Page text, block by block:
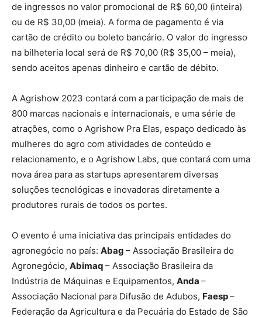
de ingressos no valor promocional de R$ 60,00 (inteira)
ou de R$ 30,00 (meia). A forma de pagamento é via
cartão de crédito ou boleto bancário. O valor do ingresso
na bilheteria local será de R$ 70,00 (R$ 35,00 – meia),
sendo aceitos apenas dinheiro e cartão de débito.
A Agrishow 2023 contará com a participação de mais de
800 marcas nacionais e internacionais, e uma série de
atrações, como o Agrishow Pra Elas, espaço dedicado às
mulheres do agro com atividades de conteúdo e
relacionamento, e o Agrishow Labs, que contará com uma
nova área para as startups apresentarem diversas
soluções tecnológicas e inovadoras diretamente a
produtores rurais de todos os portes.
O evento é uma iniciativa das principais entidades do
agronegócio no país: Abag – Associação Brasileira do
Agronegócio, Abimaq – Associação Brasileira da
Indústria de Máquinas e Equipamentos, Anda –
Associação Nacional para Difusão de Adubos, Faesp–
Federação da Agricultura e da Pecuária do Estado de São